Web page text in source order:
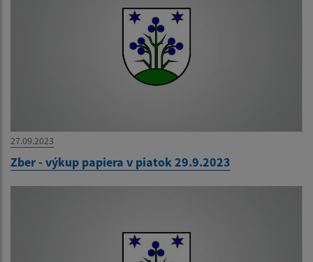
27.09.2023
Zber - výkup papiera v piatok 29.9.2023